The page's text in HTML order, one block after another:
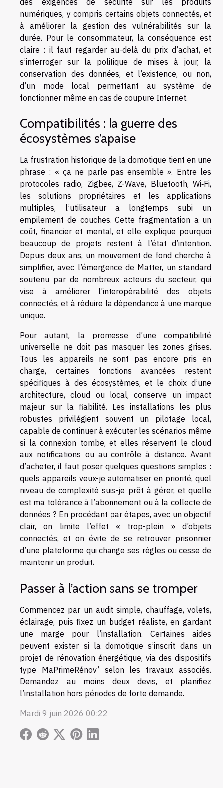
des exigences de sécurité sur les produits
numériques, y compris certains objets connectés, et
à améliorer la gestion des vulnérabilités sur la
durée. Pour le consommateur, la conséquence est
claire : il faut regarder au-delà du prix d’achat, et
s’interroger sur la politique de mises à jour, la
conservation des données, et l’existence, ou non,
d’un mode local permettant au système de
fonctionner même en cas de coupure Internet.
Compatibilités : la guerre des
écosystèmes s’apaise
La frustration historique de la domotique tient en une
phrase : « ça ne parle pas ensemble ». Entre les
protocoles radio, Zigbee, Z-Wave, Bluetooth, Wi‑Fi,
les solutions propriétaires et les applications
multiples, l’utilisateur a longtemps subi un
empilement de couches. Cette fragmentation a un
coût, financier et mental, et elle explique pourquoi
beaucoup de projets restent à l’état d’intention.
Depuis deux ans, un mouvement de fond cherche à
simplifier, avec l’émergence de Matter, un standard
soutenu par de nombreux acteurs du secteur, qui
vise à améliorer l’interopérabilité des objets
connectés, et à réduire la dépendance à une marque
unique.
Pour autant, la promesse d’une compatibilité
universelle ne doit pas masquer les zones grises.
Tous les appareils ne sont pas encore pris en
charge, certaines fonctions avancées restent
spécifiques à des écosystèmes, et le choix d’une
architecture, cloud ou local, conserve un impact
majeur sur la fiabilité. Les installations les plus
robustes privilégient souvent un pilotage local,
capable de continuer à exécuter les scénarios même
si la connexion tombe, et elles réservent le cloud
aux notifications ou au contrôle à distance. Avant
d’acheter, il faut poser quelques questions simples :
quels appareils veux-je automatiser en priorité, quel
niveau de complexité suis-je prêt à gérer, et quelle
est ma tolérance à l’abonnement ou à la collecte de
données ? En procédant par étapes, avec un objectif
clair, on limite l’effet « trop-plein » d’objets
connectés, et on évite de se retrouver prisonnier
d’une plateforme qui change ses règles ou cesse de
maintenir un produit.
Passer à l’action sans se tromper
Commencez par un audit simple, chauffage, volets,
éclairage, puis fixez un budget réaliste, en gardant
une marge pour l’installation. Certaines aides
peuvent exister si la domotique s’inscrit dans un
projet de rénovation énergétique, via des dispositifs
type MaPrimeRénov’ selon les travaux associés.
Demandez au moins deux devis, et planifiez
l’installation hors périodes de forte demande.
Mardi 9 juin 2026 00:22